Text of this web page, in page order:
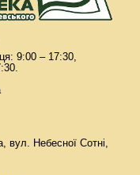
9:00 – 17:30,
вул. Небесної Сотні,